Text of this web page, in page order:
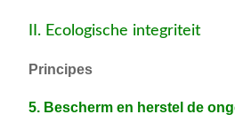
II. Ecologische integriteit
Principes
5. Bescherm en herstel de